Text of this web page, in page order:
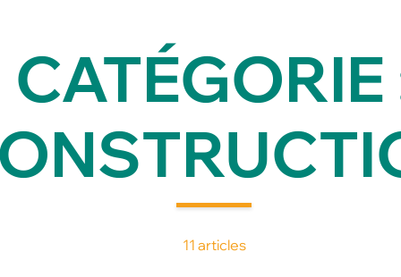
CATÉGORIE
11 articles